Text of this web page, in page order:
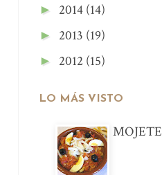
► 2014 (14)
► 2013 (19)
► 2012 (15)
LO MÁS VISTO
MOJETE